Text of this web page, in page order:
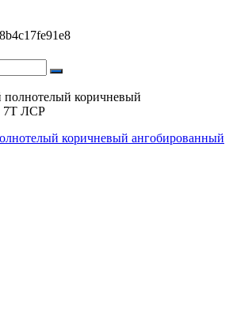
8b4c17fe91e8
коричневый ангобированный